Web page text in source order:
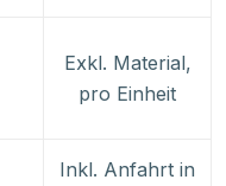
Exkl. Material,
pro Einheit
Inkl. Anfahrt in